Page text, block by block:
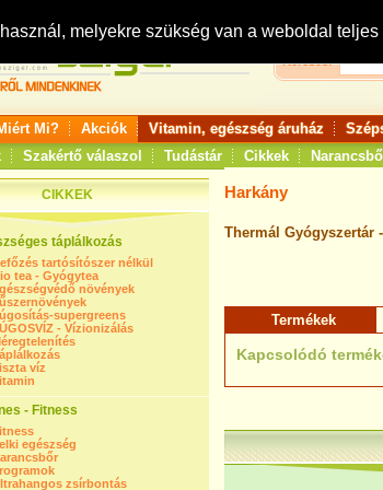
melyekre szükség van a weboldal
Keresés:
Mi? Akciók Vitamin, egészség áruház
Szakértő válaszol Tudástár Cikkek
CIKKEK
táplálkozás
tartósítószer nélkül
tea - Gyógytea
növények
supergreens
- Vízionizálás
víz
- Fitness
egészség
zsírbontás
Harkány
Thermál Gyógyszertár
Termékek
Kapcsolódó